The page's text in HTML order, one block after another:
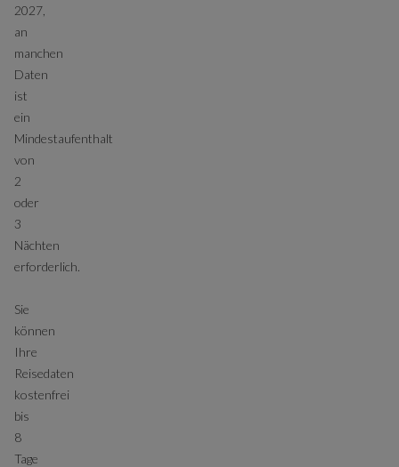
2027,
an
manchen
Daten
ist
ein
Mindestaufenthalt
von
2
oder
3
Nächten
erforderlich.
Sie
können
Ihre
Reisedaten
kostenfrei
bis
8
Tage